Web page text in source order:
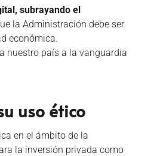
subrayando el
la Administración debe ser
económica.
nuestro país a la vanguardia
uso ético
en el ámbito de la
la inversión privada como